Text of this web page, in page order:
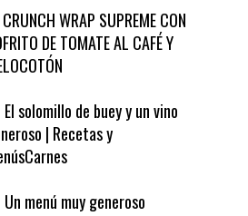
DE TOMATE AL CAFÉ Y
| Recetas y